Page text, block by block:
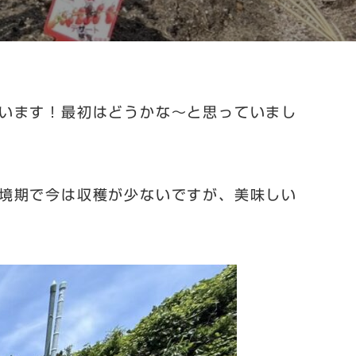
ます！最初はどうかな～と思っていまし
期で今は収穫が少ないですが、美味しい